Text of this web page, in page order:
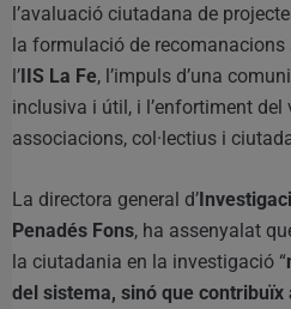
l’avaluació ciutadana de
la formulació de
l’IIS La Fe, l’impuls d’una
inclusiva i útil, i l’enfortiment del
associacions, col·lectius i
La directora general d’
Penadés Fons, ha assenyalat
la ciutadania en la investigació “
del sistema, sinó que